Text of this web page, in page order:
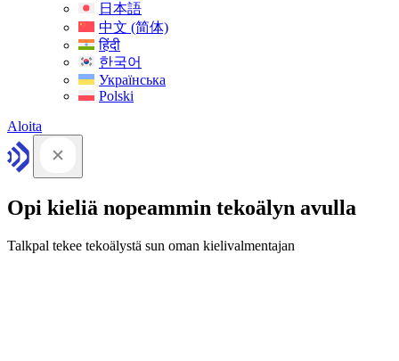
日本語
中文 (简体)
हिंदी
한국어
Українська
Polski
Aloita
Opi kieliä nopeammin tekoälyn avulla
Talkpal tekee tekoälystä sun oman kielivalmentajan